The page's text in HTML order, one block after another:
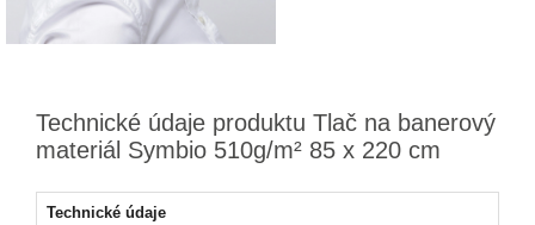
Technické údaje produktu Tlač na banerový
materiál Symbio 510g/m² 85 x 220 cm
Technické údaje